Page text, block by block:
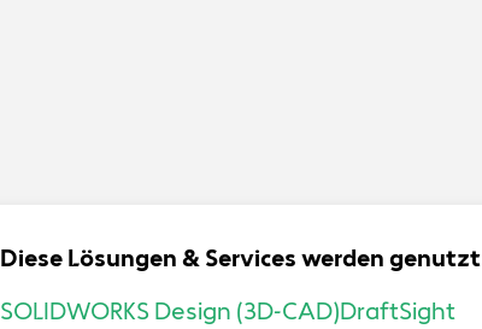
Diese Lösungen & Services werden genutzt
SOLIDWORKS Design (3D-CAD)DraftSight